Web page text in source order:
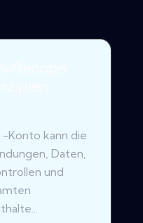
-Konto kann die
Daten,
und